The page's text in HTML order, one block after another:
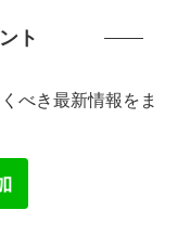
ト
べき最新情報をま